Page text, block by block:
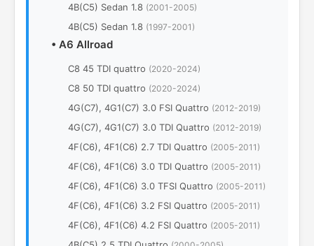
4B(C5) Sedan 1.8 (2001-2005)
4B(C5) Sedan 1.8 (1997-2001)
• A6 Allroad
C8 45 TDI quattro (2020-2024)
C8 50 TDI quattro (2020-2024)
4G(C7), 4G1(C7) 3.0 FSI Quattro (2012-2019)
4G(C7), 4G1(C7) 3.0 TDI Quattro (2012-2019)
4F(C6), 4F1(C6) 2.7 TDI Quattro (2005-2011)
4F(C6), 4F1(C6) 3.0 TDI Quattro (2005-2011)
4F(C6), 4F1(C6) 3.0 TFSI Quattro (2005-2011)
4F(C6), 4F1(C6) 3.2 FSI Quattro (2005-2011)
4F(C6), 4F1(C6) 4.2 FSI Quattro (2005-2011)